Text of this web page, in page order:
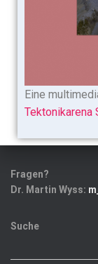
Eine
Tektonikarena
Fragen?
Dr. Martin Wyss:
Suche